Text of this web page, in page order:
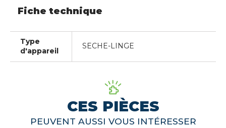
Fiche technique
Type
d'appareil
SECHE-LINGE
CES PIÈCES
PEUVENT AUSSI VOUS INTÉRESSER